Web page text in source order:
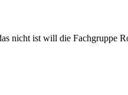
nicht ist will die